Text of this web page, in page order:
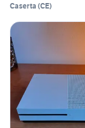
Caserta (CE)